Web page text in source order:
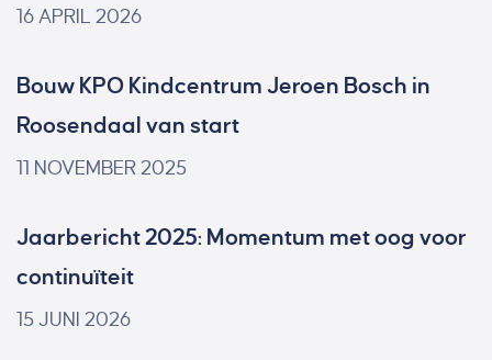
16 APRIL 2026
Bouw KPO Kindcentrum Jeroen Bosch in
Roosendaal van start
11 NOVEMBER 2025
Jaarbericht 2025: Momentum met oog voor
continuïteit
15 JUNI 2026